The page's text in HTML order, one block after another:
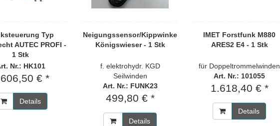
Typ
AUTEC PROFI -
1 Stk
Nr.: HK101
€ *
Details
Neigungssensor/Kippwinkelschalter
Königswieser - 1 Stk
f. elektrohydr. KGD
Seilwinden
Art. Nr.: FUNK23
499,80 € *
Details
IMET Forstfunk M880
ARES2 E4 - 1 Stk
für Doppeltrommelwinden
Art. Nr.: 101055
1.618,40 € *
Details